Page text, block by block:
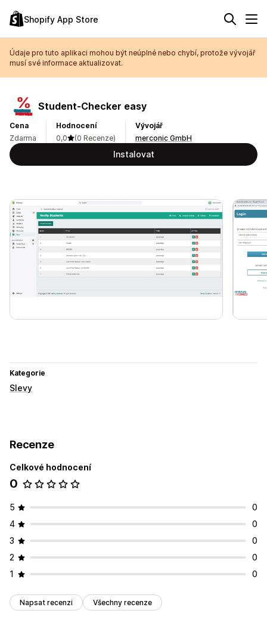
Shopify App Store
Údaje pro tuto aplikaci mohou být neúplné nebo chybí, protože vývojář
musí své informace aktualizovat.
Student‑Checker easy
Cena
Zdarma
Hodnocení
0,0
(0 Recenze)
Vývojář
merconic GmbH
Instalovat
Kategorie
Slevy
Recenze
Celkové hodnocení
0
5
0
4
0
3
0
2
0
1
0
Napsat recenzi Všechny recenze